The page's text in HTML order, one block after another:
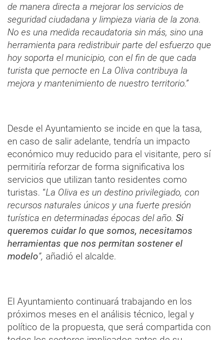
de manera directa a mejorar los servicios de
seguridad ciudadana y limpieza viaria de la zona.
No es una medida recaudatoria sin más, sino una
herramienta para redistribuir parte del esfuerzo que
hoy soporta el municipio, con el fin de que cada
turista que pernocte en La Oliva contribuya la
mejora y mantenimiento de nuestro territorio.”
Desde el Ayuntamiento se incide en que la tasa,
en caso de salir adelante, tendría un impacto
económico muy reducido para el visitante, pero sí
permitiría reforzar de forma significativa los
servicios que utilizan tanto residentes como
turistas. “La Oliva es un destino privilegiado, con
recursos naturales únicos y una fuerte presión
turística en determinadas épocas del año. Si
queremos cuidar lo que somos, necesitamos
herramientas que nos permitan sostener el
modelo”, añadió el alcalde.
El Ayuntamiento continuará trabajando en los
próximos meses en el análisis técnico, legal y
político de la propuesta, que será compartida con